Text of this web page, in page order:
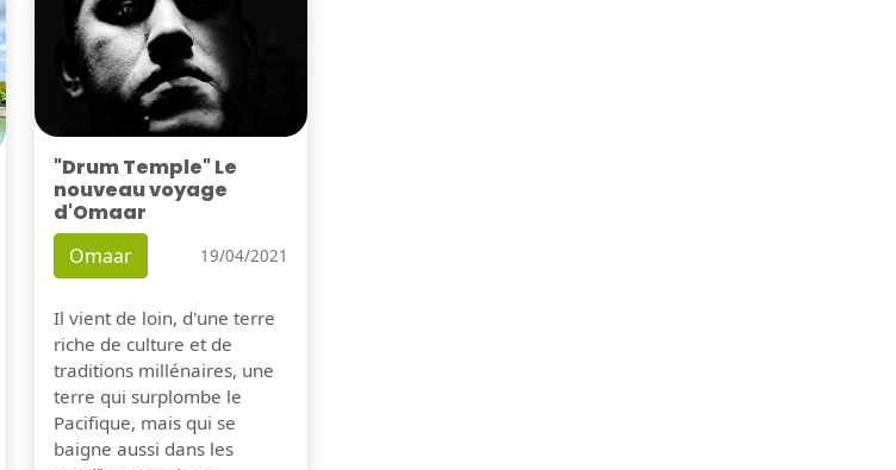
"Drum Temple" Le
nouveau voyage
d'Omaar
Omaar 19/04/2021
Il vient de loin, d'une terre
riche de culture et de
traditions millénaires, une
terre qui surplombe le
Pacifique, mais qui se
baigne aussi dans les